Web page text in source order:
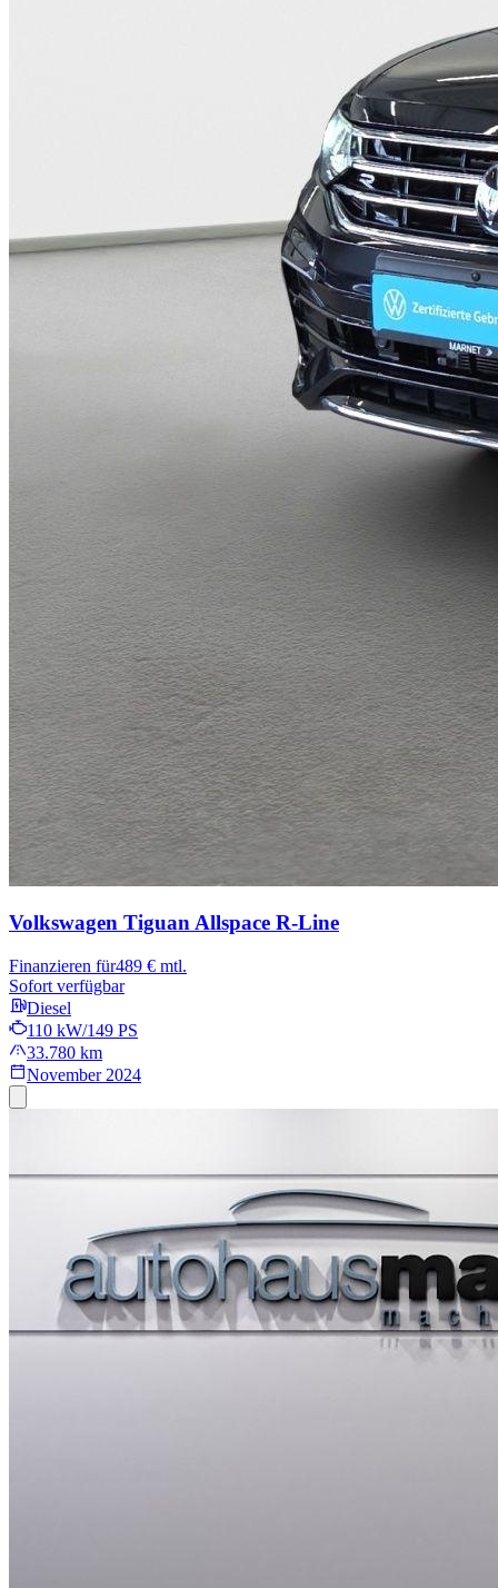
Volkswagen Tiguan Allspace R-Line
Finanzieren für489 € mtl.
Sofort verfügbar
Diesel
110 kW/149 PS
33.780 km
November 2024